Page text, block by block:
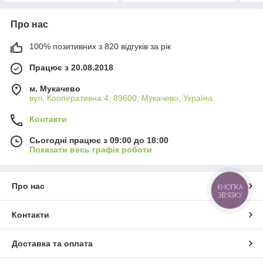
Про нас
100% позитивних з 820 відгуків за рік
Працює з 20.08.2018
м. Мукачево
вул. Кооперативна 4, 89600, Мукачево, Україна
Контакти
Сьогодні працює з 09:00 до 18:00
Показати весь графік роботи
Про нас
Контакти
Доставка та оплата
КНОПКА
ЗВ'ЯЗКУ